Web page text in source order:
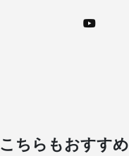
こちらもおすすめ